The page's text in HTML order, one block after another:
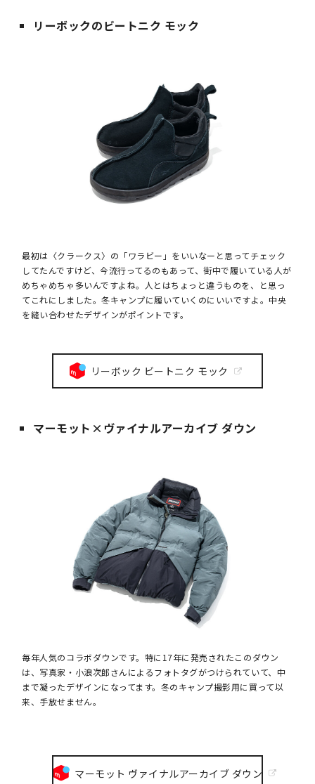
リーボックのビートニク モック
最初は〈クラークス〉の「ワラビー」をいいなーと思ってチェック
してたんですけど、今流行ってるのもあって、街中で履いている人が
めちゃめちゃ多いんですよね。人とはちょっと違うものを、と思っ
てこれにしました。冬キャンプに履いていくのにいいですよ。中央
を縫い合わせたデザインがポイントです。
リーボック ビートニク モック
マーモット×ヴァイナルアーカイブ ダウン
毎年人気のコラボダウンです。特に17年に発売されたこのダウン
は、写真家・小浪次郎さんによるフォトタグがつけられていて、中
まで凝ったデザインになってます。冬のキャンプ撮影用に買って以
来、手放せません。
マーモット ヴァイナルアーカイブ ダウン